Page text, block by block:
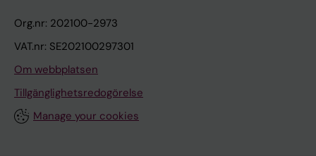
Org.nr: 202100-2973
VAT.nr: SE202100297301
Om webbplatsen
Tillgänglighetsredogörelse
Manage your cookies